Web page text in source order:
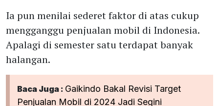
Ia pun menilai sederet faktor di atas cukup
mengganggu penjualan mobil di Indonesia.
Apalagi di semester satu terdapat banyak
halangan.
Baca Juga : Gaikindo Bakal Revisi Target
Penjualan Mobil di 2024 Jadi Segini